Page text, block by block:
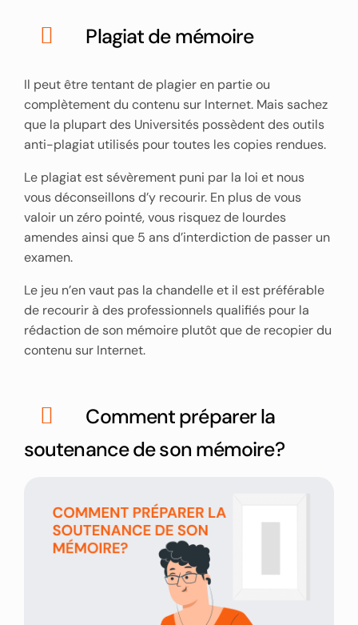
Plagiat de mémoire
Il peut être tentant de plagier en partie ou
complètement du contenu sur Internet. Mais sachez
que la plupart des Universités possèdent des outils
anti-plagiat utilisés pour toutes les copies rendues.
Le plagiat est sévèrement puni par la loi et nous
vous déconseillons d’y recourir. En plus de vous
valoir un zéro pointé, vous risquez de lourdes
amendes ainsi que 5 ans d’interdiction de passer un
examen.
Le jeu n’en vaut pas la chandelle et il est préférable
de recourir à des professionnels qualifiés pour la
rédaction de son mémoire plutôt que de recopier du
contenu sur Internet.
Comment préparer la
soutenance de son mémoire?